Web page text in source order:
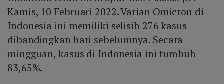
Kamis, 10 Februari 2022. Varian Omicron di
Indonesia ini memiliki selisih 276 kasus
dibandingkan hari sebelumnya. Secara
mingguan, kasus di Indonesia ini tumbuh
83,65%.